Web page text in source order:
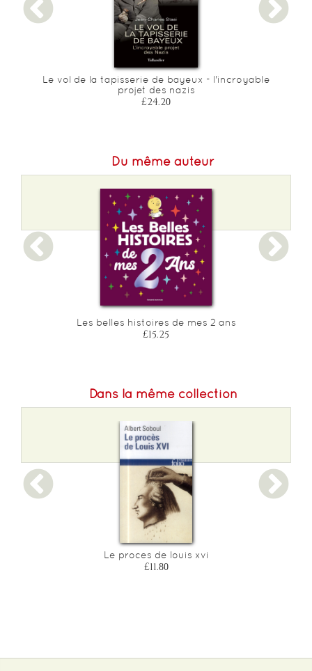
Le vol de la tapisserie de bayeux - l'incroyable
projet des nazis
£24.20
Du même auteur
Les belles histoires de mes 2 ans
£15.25
Dans la même collection
Le proces de louis xvi
£11.80